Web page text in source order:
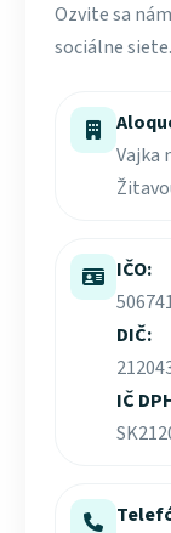
Ozvite sa
sociálne
Vajka
IČO:
DIČ:
IČ